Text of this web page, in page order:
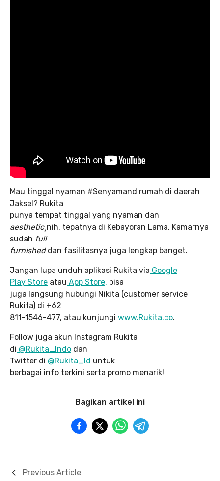
Mau tinggal nyaman #Senyamandirumah di daerah
Jaksel? Rukita
punya tempat tinggal yang nyaman dan
aesthetic¸nih, tepatnya di Kebayoran Lama. Kamarnya
sudah full
furnisheddan fasilitasnya juga lengkap banget.
Jangan lupa unduh aplikasi Rukita via Google
Play Store atau App Store, bisa
juga langsung hubungi Nikita (customer service
Rukita) di +62
811-1546-477, atau kunjungi www.Rukita.co.
Follow juga akun Instagram Rukita
di @Rukita_Indo dan
Twitter di @Rukita_Id untuk
berbagai info terkini serta promo menarik!
Bagikan artikel ini
Previous Article